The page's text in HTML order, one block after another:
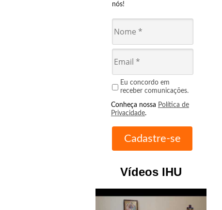
nós!
Eu concordo em
receber comunicações.
Conheça nossa Política de
Privacidade.
Vídeos IHU